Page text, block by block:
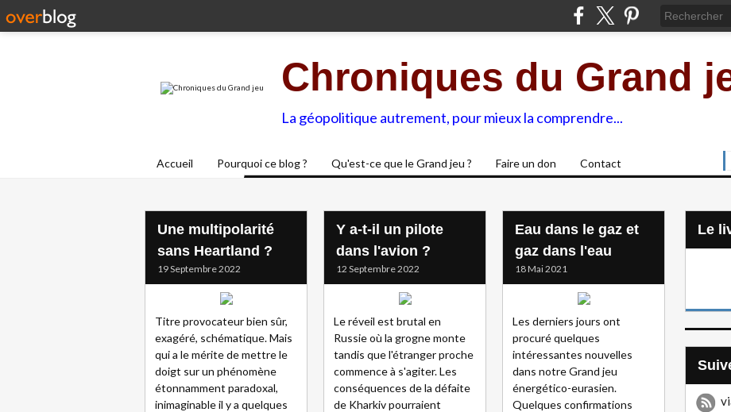
Chroniques du Grand
La géopolitique autrement, pour mieux la comprendre...
Accueil Pourquoi ce blog ? Qu'est-ce que le Grand jeu ? Faire un don Contact
Une multipolarité
sans Heartland ?
19 Septembre 2022
Titre provocateur bien sûr,
exagéré, schématique. Mais
qui a le mérite de mettre le
doigt sur un phénomène
étonnamment paradoxal,
inimaginable il y a quelques
Y a-t-il un pilote
dans l'avion ?
12 Septembre 2022
Le réveil est brutal en
Russie où la grogne monte
tandis que l'étranger proche
commence à s'agiter. Les
conséquences de la défaite
de Kharkiv pourraient
Eau dans le gaz et
gaz dans l'eau
18 Mai 2021
Les derniers jours ont
procuré quelques
intéressantes nouvelles
dans notre Grand jeu
énergético-eurasien.
Quelques confirmations
Le